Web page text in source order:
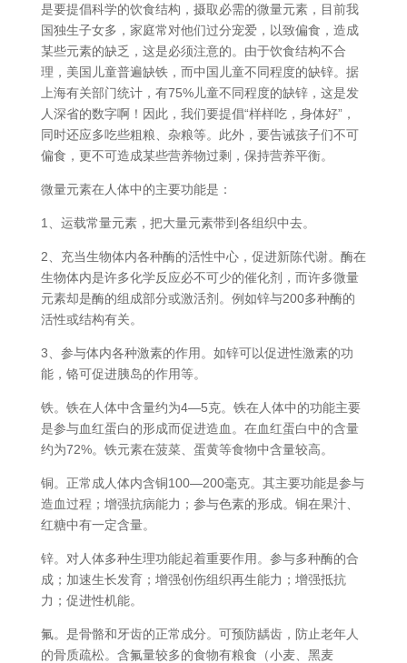
是要提倡科学的饮食结构，摄取必需的微量元素，目前我
国独生子女多，家庭常对他们过分宠爱，以致偏食，造成
某些元素的缺乏，这是必须注意的。由于饮食结构不合
理，美国儿童普遍缺铁，而中国儿童不同程度的缺锌。据
上海有关部门统计，有75%儿童不同程度的缺锌，这是发
人深省的数字啊！因此，我们要提倡“样样吃，身体好”，
同时还应多吃些粗粮、杂粮等。此外，要告诫孩子们不可
偏食，更不可造成某些营养物过剩，保持营养平衡。
微量元素在人体中的主要功能是：
1、运载常量元素，把大量元素带到各组织中去。
2、充当生物体内各种酶的活性中心，促进新陈代谢。酶在
生物体内是许多化学反应必不可少的催化剂，而许多微量
元素却是酶的组成部分或激活剂。例如锌与200多种酶的
活性或结构有关。
3、参与体内各种激素的作用。如锌可以促进性激素的功
能，铬可促进胰岛的作用等。
铁。铁在人体中含量约为4—5克。铁在人体中的功能主要
是参与血红蛋白的形成而促进造血。在血红蛋白中的含量
约为72%。铁元素在菠菜、蛋黄等食物中含量较高。
铜。正常成人体内含铜100—200毫克。其主要功能是参与
造血过程；增强抗病能力；参与色素的形成。铜在果汁、
红糖中有一定含量。
锌。对人体多种生理功能起着重要作用。参与多种酶的合
成；加速生长发育；增强创伤组织再生能力；增强抵抗
力；促进性机能。
氟。是骨骼和牙齿的正常成分。可预防龋齿，防止老年人
的骨质疏松。含氟量较多的食物有粮食（小麦、黑麦